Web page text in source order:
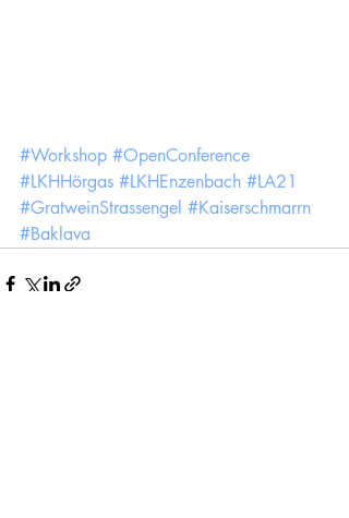
#Workshop #OpenConference
#LKHHörgas #LKHEnzenbach #LA21
#GratweinStrassengel #Kaiserschmarrn
#Baklava